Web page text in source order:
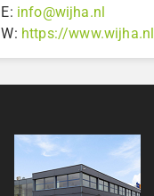
E: info@wijha.nl
W: https://www.wijha.nl